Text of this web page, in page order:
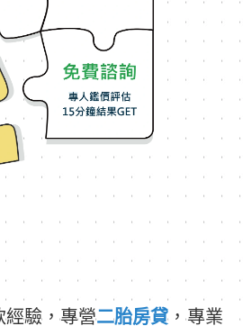
經驗，專營二胎房貸 ，專業